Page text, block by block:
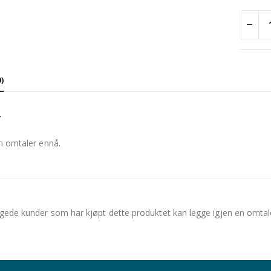
omtaler ennå.
kunder som har kjøpt dette produktet kan legge igjen en